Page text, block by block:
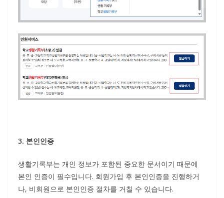
3. 본인인증
생활기록부는 개인 정보가 포함된 중요한 문서이기 때문에
본인 인증이 필수입니다. 회원가입 후 본인인증을 진행하거
나, 비회원으로 본인인증 절차를 거칠 수 있습니다.